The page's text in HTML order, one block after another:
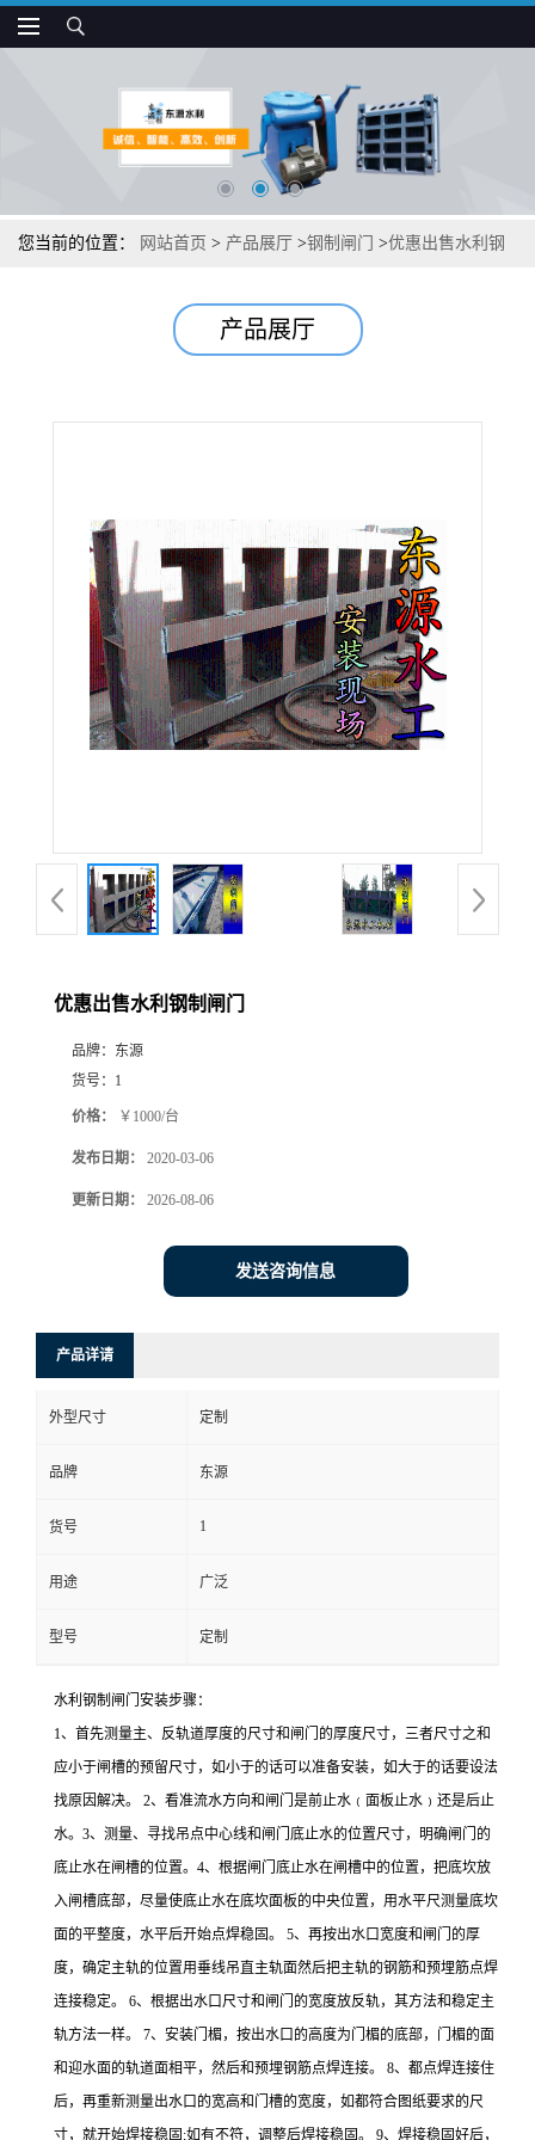
您当前的位置： 网站首页 > 产品展厅 >钢制闸门 >优惠出售水利钢
产品展厅
优惠出售水利钢制闸门
品牌： 东源
货号： 1
价格： ￥1000/台
发布日期： 2020-03-06
更新日期： 2026-08-06
发送咨询信息
产品详请
外型尺寸 定制
品牌 东源
货号 1
用途 广泛
型号 定制
水利钢制闸门安装步骤：
1、首先测量主、反轨道厚度的尺寸和闸门的厚度尺寸，三者尺寸之和
应小于闸槽的预留尺寸，如小于的话可以准备安装，如大于的话要设法
找原因解决。 2、看准流水方向和闸门是前止水﹙面板止水﹚还是后止
水。3、测量、寻找吊点中心线和闸门底止水的位置尺寸，明确闸门的
底止水在闸槽的位置。4、根据闸门底止水在闸槽中的位置，把底坎放
入闸槽底部，尽量使底止水在底坎面板的中央位置，用水平尺测量底坎
面的平整度，水平后开始点焊稳固。 5、再按出水口宽度和闸门的厚
度，确定主轨的位置用垂线吊直主轨面然后把主轨的钢筋和预埋筋点焊
连接稳定。 6、根据出水口尺寸和闸门的宽度放反轨，其方法和稳定主
轨方法一样。 7、安装门楣，按出水口的高度为门楣的底部，门楣的面
和迎水面的轨道面相平，然后和预埋钢筋点焊连接。 8、都点焊连接住
后，再重新测量出水口的宽高和门槽的宽度，如都符合图纸要求的尺
寸，就开始焊接稳固;如有不符，调整后焊接稳固。 9、焊接稳固好后，